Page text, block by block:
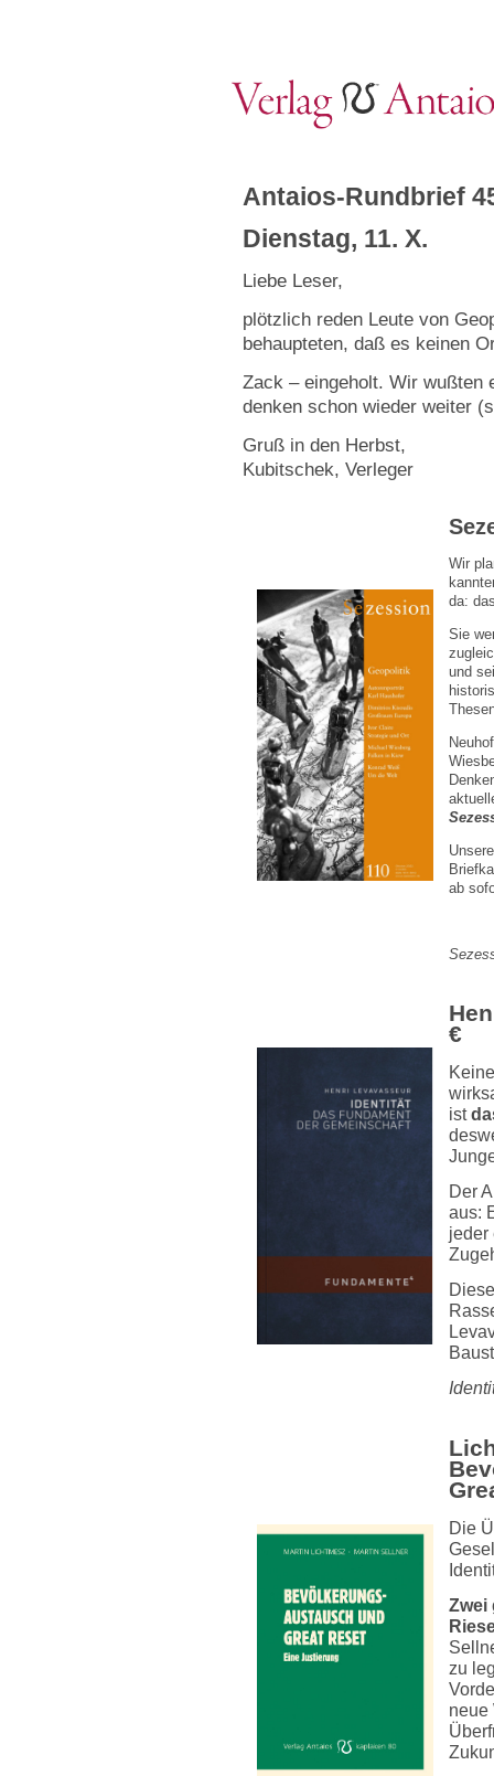
Antaios-Rundbrief
Dienstag, 11. X.
Liebe Leser,
plötzlich reden Leute von
behaupteten, daß es keinen
Zack – eingeholt. Wir wußten
denken schon wieder weiter
Gruß in den Herbst,
Kubitschek, Verleger
Wir
da:
Sie
und
ab
€
ist
Der
aus:
jeder
Die
Zwei
zu
neue